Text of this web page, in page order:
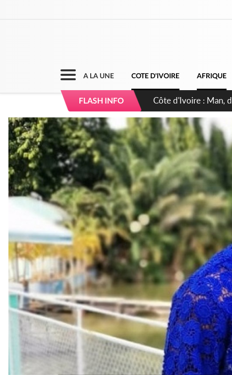
A LA UNE COTE D'IVOIRE AFRIQUE
FLASH INFO
Côte d'Ivoire :
dépigmentants